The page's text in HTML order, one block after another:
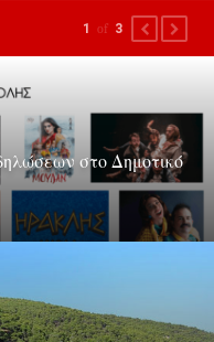
στο Δημοτικό
1 of 3 PREVIOUS
NEXT